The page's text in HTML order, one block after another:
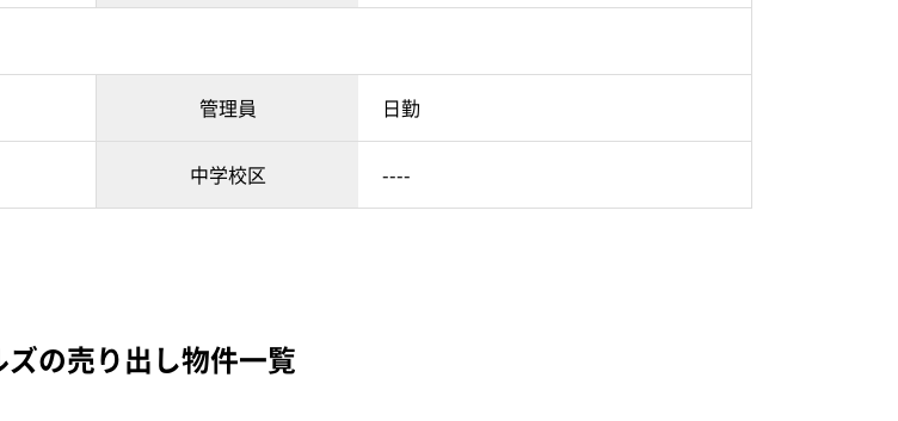
管理員 日勤
中学校区 ----
の売り出し物件一覧